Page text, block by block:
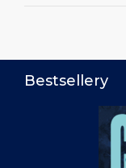
Bestsellery